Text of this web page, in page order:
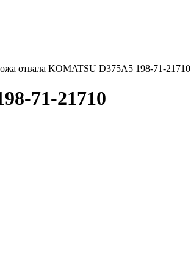
отвала KOMATSU D375A5 198-71-21710
71-21710